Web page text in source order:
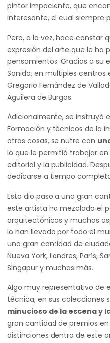
pintor impaciente, que
interesante, el cual siempre
Pero, a la vez, hace constar
expresión del arte que le ha
pensamientos. Gracias a su
Sonido, en múltiples
Gregorio Fernández de
Aguilera de Burgos.
Adicionalmente, se instruyó
Formación y técnicos de la
otras cosas, se nutre con
lo que le permitió trabajar
editorial y la publicidad.
dedicarse a tiempo
Esto dio paso a una gran
este artista ha mezclado el
arquitectónicas y muchos
lo han llevado por todo el
una gran cantidad de
Nueva York, Londres, París,
Singapur y muchas más.
Algo muy representativo de
técnica, en sus colecciones
minucioso de la escena y
gran cantidad de premios
distinciones dentro de este